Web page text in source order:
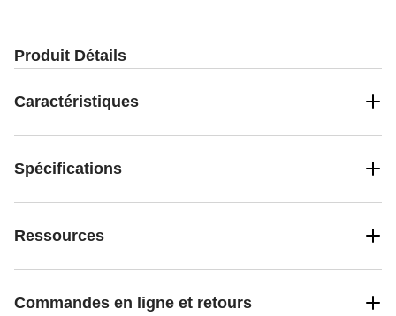
Produit Détails
Caractéristiques
Spécifications
Ressources
Commandes en ligne et retours